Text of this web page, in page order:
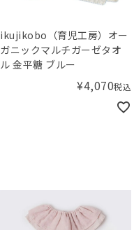
ikujikobo（育児工房）オー
ガニックマルチガーゼタオ
ル 金平糖 ブルー
¥4,070税込